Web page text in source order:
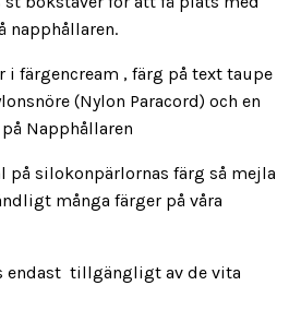
napphållaren.
i färgencream , färg på text taupe
(Nylon Paracord) och en
Napphållaren
på silokonpärlornas färg så mejla
många färger på våra
endast tillgängligt av de vita